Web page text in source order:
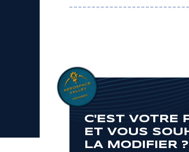
C'EST VOTRE
ET VOUS
LA MODIFIER ?